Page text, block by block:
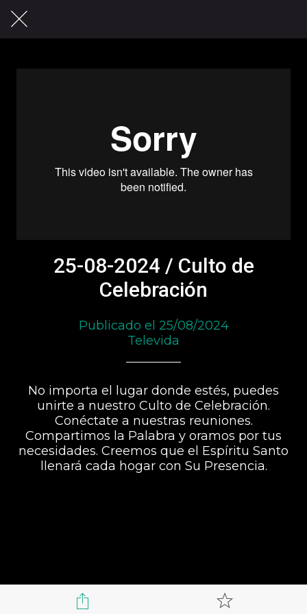
25-08-2024 / Culto de
Celebración
Publicado el 25/08/2024
Televida
No importa el lugar donde estés, puedes
unirte a nuestro Culto de Celebración.
Conéctate a nuestras reuniones.
Compartimos la Palabra y oramos por tus
necesidades. Creemos que el Espíritu Santo
llenará cada hogar con Su Presencia.